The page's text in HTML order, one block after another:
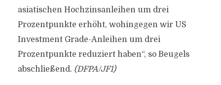
asiatischen Hochzinsanleihen um drei
Prozentpunkte erhöht, wohingegen wir US
Investment Grade-Anleihen um drei
Prozentpunkte reduziert haben“, so Beugels
abschließend. (DFPA/JF1)